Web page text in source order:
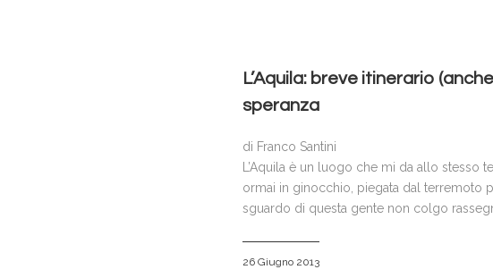
L’Aquila: breve itinerario
speranza
di Franco Santini
L’Aquila è un luogo che mi da allo stesso
ormai in ginocchio, piegata dal terremoto
sguardo di questa gente non colgo
26 Giugno 2013